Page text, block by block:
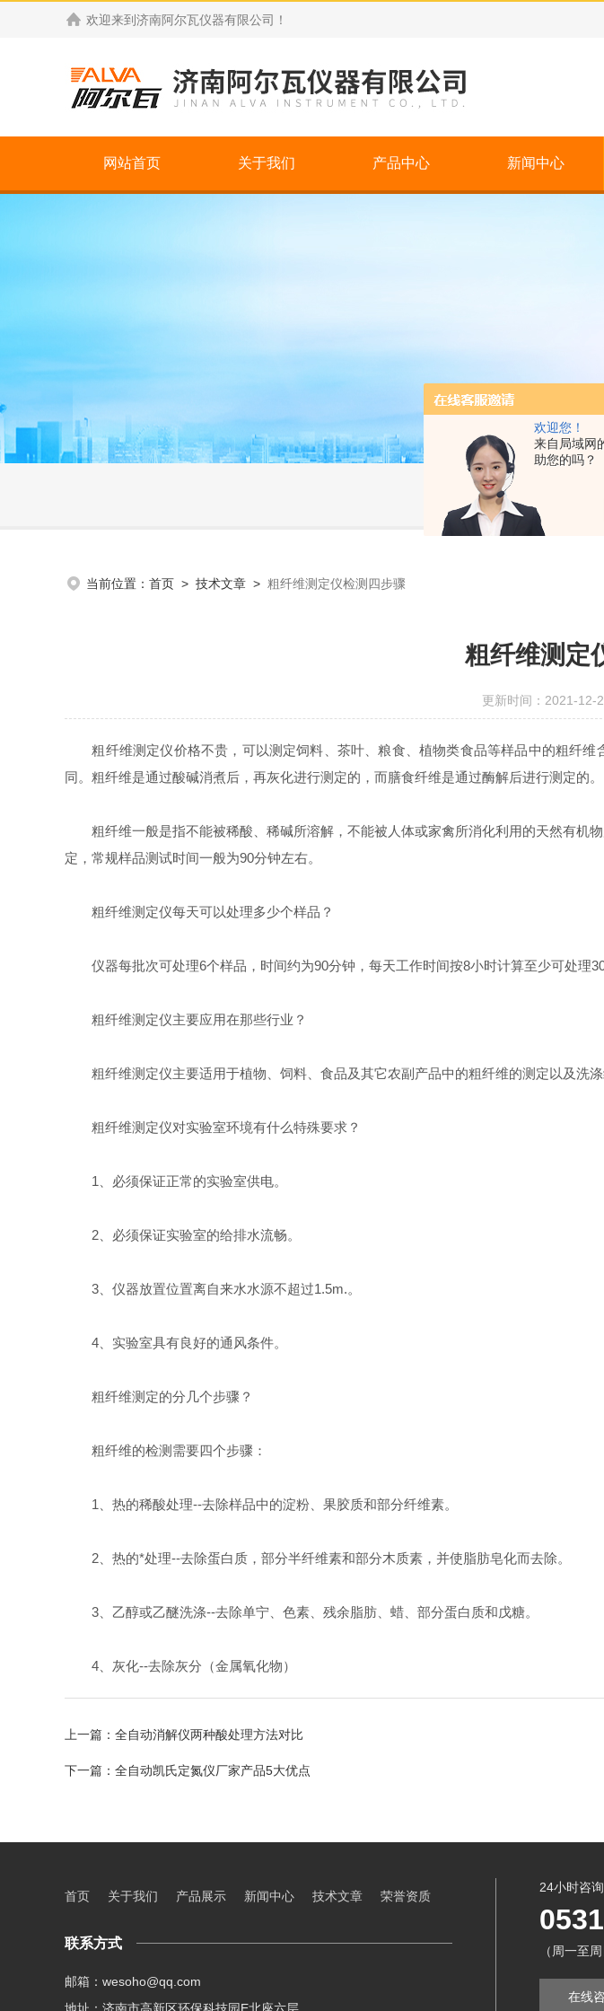
欢迎您！
来自局域网
助您的吗？
欢迎来到 济南阿尔瓦仪器有限公司 ！
网站首页 关于我们 产品中心 新闻中心
当前位置： 首页 > 技术文章 > 粗纤维测定仪检测四步骤
粗纤维测定
更新时间：2021-
粗纤维测定仪价格不贵，可以测定饲料、茶叶、粮食、植物类食品等样品中的粗纤维
同。粗纤维是通过酸碱消煮后，再灰化进行测定的，而膳食纤维是通过酶解后进行测定的。
粗纤维一般是指不能被稀酸、稀碱所溶解，不能被人体或家禽所消化利用的天然有机
定，常规样品测试时间一般为90分钟左右。
粗纤维测定仪每天可以处理多少个样品？
仪器每批次可处理6个样品，时间约为90分钟，每天工作时间按8小时计算至少可处理30
粗纤维测定仪主要应用在那些行业？
粗纤维测定仪主要适用于植物、饲料、食品及其它农副产品中的粗纤维的测定以及洗涤
粗纤维测定仪对实验室环境有什么特殊要求？
1、必须保证正常的实验室供电。
2、必须保证实验室的给排水流畅。
3、仪器放置位置离自来水水源不超过1.5m.。
4、实验室具有良好的通风条件。
粗纤维测定的分几个步骤？
粗纤维的检测需要四个步骤：
1、热的稀酸处理--去除样品中的淀粉、果胶质和部分纤维素。
2、热的*处理--去除蛋白质，部分半纤维素和部分木质素，并使脂肪皂化而去除。
3、乙醇或乙醚洗涤--去除单宁、色素、残余脂肪、蜡、部分蛋白质和戊糖。
4、灰化--去除灰分（金属氧化物）
上一篇： 全自动消解仪两种酸处理方法对比
下一篇： 全自动凯氏定氮仪厂家产品5大优点
首页 关于我们 产品展示 新闻中心 技术文章 荣誉资质
联系方式
邮箱：wesoho@qq.com
24小时咨
（周一至
在线